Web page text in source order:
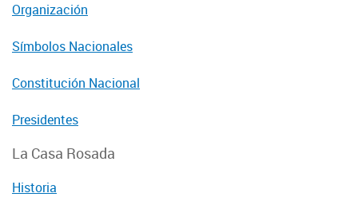
Organización
Símbolos Nacionales
Constitución Nacional
Presidentes
La Casa Rosada
Historia